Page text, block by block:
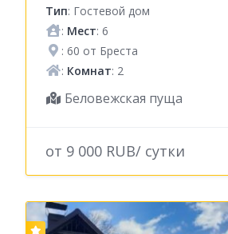
Тип: Гостевой дом
: Мест: 6
: 60 от Бреста
: Комнат: 2
Беловежская пуща
от 9 000 RUB/ сутки